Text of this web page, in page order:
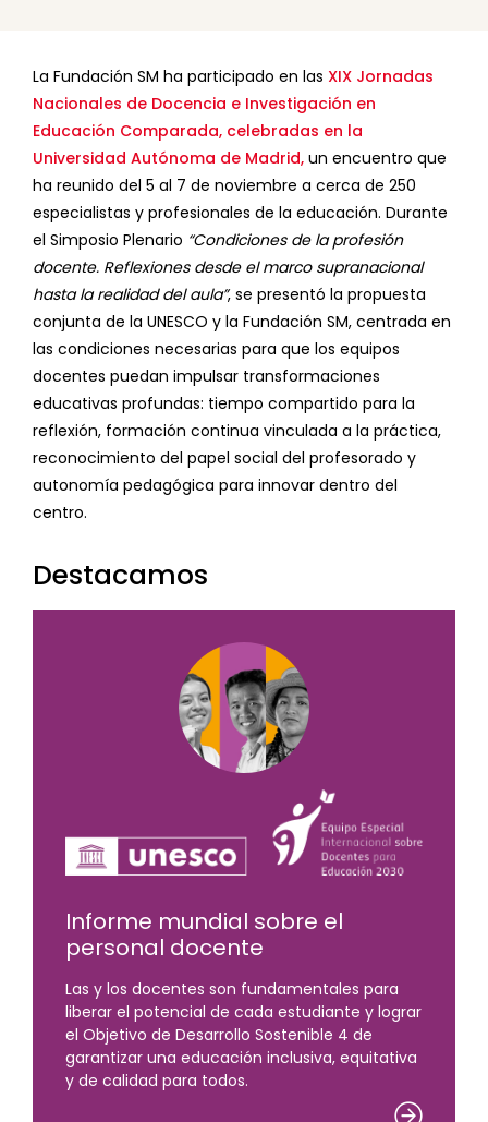
La Fundación SM ha participado en las XIX Jornadas
Nacionales de Docencia e Investigación en
Educación Comparada, celebradas en la
Universidad Autónoma de Madrid, un encuentro que
ha reunido del 5 al 7 de noviembre a cerca de 250
especialistas y profesionales de la educación. Durante
el Simposio Plenario “Condiciones de la profesión
docente. Reflexiones desde el marco supranacional
hasta la realidad del aula”, se presentó la propuesta
conjunta de la UNESCO y la Fundación SM, centrada en
las condiciones necesarias para que los equipos
docentes puedan impulsar transformaciones
educativas profundas: tiempo compartido para la
reflexión, formación continua vinculada a la práctica,
reconocimiento del papel social del profesorado y
autonomía pedagógica para innovar dentro del
centro.
Destacamos
Informe mundial sobre el
personal docente
Las y los docentes son fundamentales para
liberar el potencial de cada estudiante y lograr
el Objetivo de Desarrollo Sostenible 4 de
garantizar una educación inclusiva, equitativa
y de calidad para todos.